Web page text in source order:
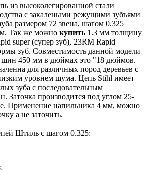
из высоколегированной стали
с закалеными режущими зубъями
размером 72 звена, шагом 0.325
Так же можно купить 1.3 мм толщину
super (супер зуб), 23RM Rapid
зуб. Совместимость данной модели
шин 450 мм в дюймах это "18 дюймов.
для различных пород деревьев с
уровнем шума. Цепь Stihl имеет
зуба с последовательным
Заточка производится под углом 25-
Применение напильника 4 мм, можно
а не заточить.
Штиль с шагом 0.325: